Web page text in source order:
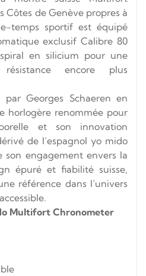
Côtes de Genève propres à
temps sportif est équipé
exclusif Calibre 80
en silicium pour une
encore plus
par Georges Schaeren en
horlogère renommée pour
et son innovation
de l’espagnol yo mido
son engagement envers la
épuré et fiabilité suisse,
référence dans l’univers
Multifort Chronometer